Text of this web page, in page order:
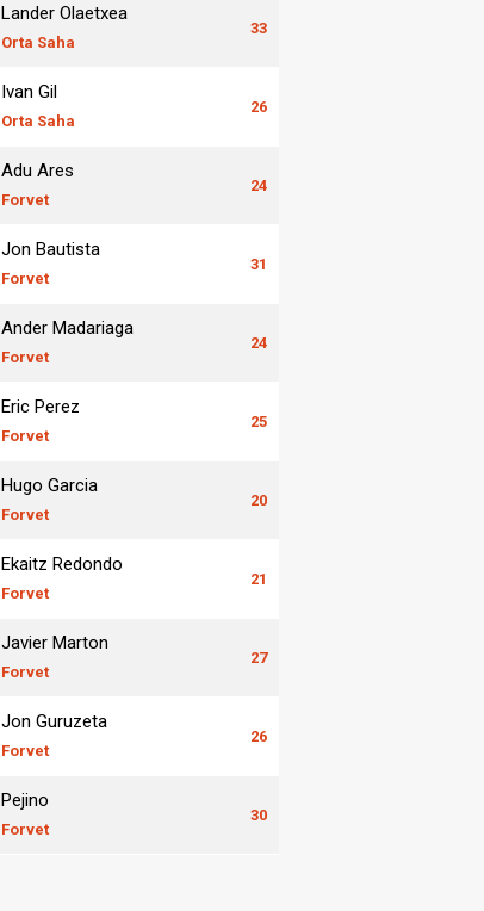
Lander Olaetxea
Orta Saha
33
Ivan Gil
Orta Saha
26
Adu Ares
Forvet
24
Jon Bautista
Forvet
31
Ander Madariaga
Forvet
24
Eric Perez
Forvet
25
Hugo Garcia
Forvet
20
Ekaitz Redondo
Forvet
21
Javier Marton
Forvet
27
Jon Guruzeta
Forvet
26
Pejino
Forvet
30